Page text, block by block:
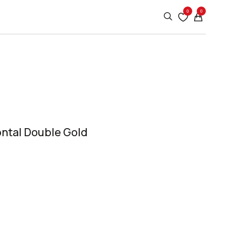
0 0
Double Gold